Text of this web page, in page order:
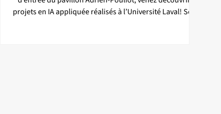
projets en IA appliquée réalisés à l’Université Laval! Sous